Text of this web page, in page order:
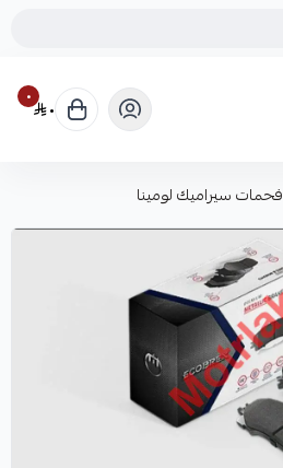
٠ ٠
فحمات سيراميك لومينا